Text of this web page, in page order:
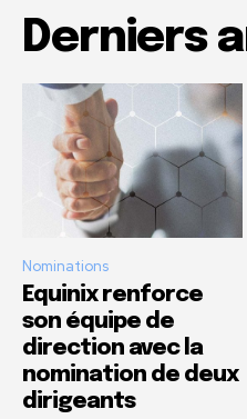
Derniers
Nominations
Equinix renforce
son équipe de
direction avec la
nomination de deux
dirigeants